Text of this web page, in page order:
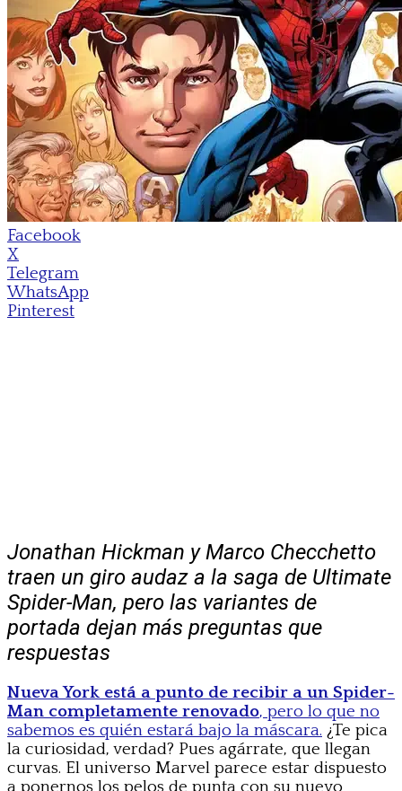
Facebook
X
Telegram
WhatsApp
Pinterest
Jonathan Hickman y Marco Checchetto
traen un giro audaz a la saga de Ultimate
Spider-Man, pero las variantes de
portada dejan más preguntas que
respuestas
Nueva York está a punto de recibir a un Spider-
Man completamente renovado, pero lo que no
sabemos es quién estará bajo la máscara. ¿Te pica
la curiosidad, verdad? Pues agárrate, que llegan
curvas. El universo Marvel parece estar dispuesto
a ponernos los pelos de punta con su nuevo